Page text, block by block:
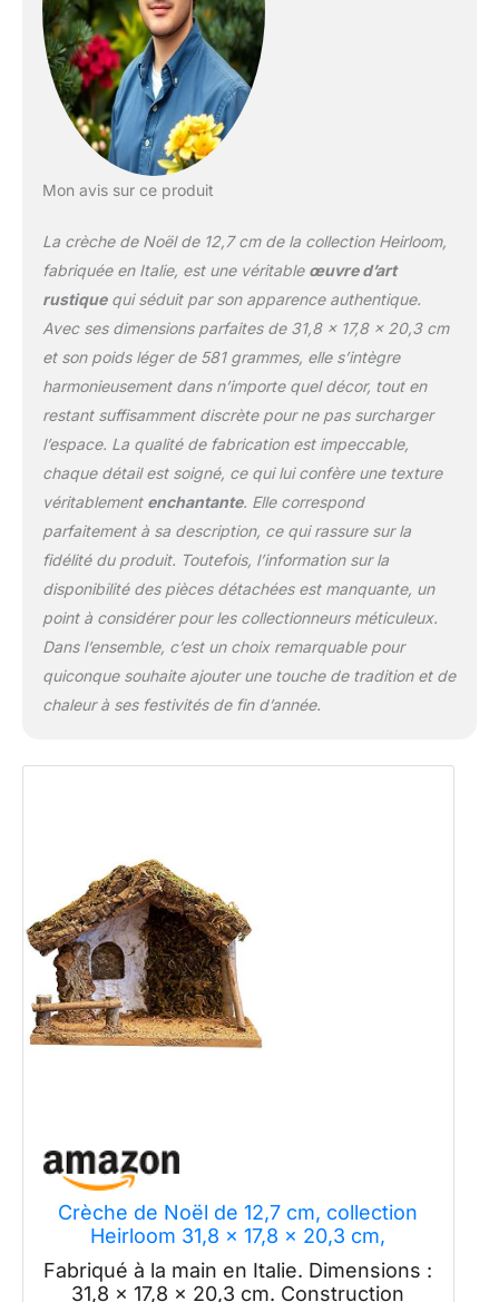
Mon avis sur ce produit
La crèche de Noël de 12,7 cm de la collection Heirloom,
fabriquée en Italie, est une véritable œuvre d’art
rustiquequi séduit par son apparence authentique.
Avec ses dimensions parfaites de 31,8 x 17,8 x 20,3 cm
et son poids léger de 581 grammes, elle s’intègre
harmonieusement dans n’importe quel décor, tout en
restant suffisamment discrète pour ne pas surcharger
l’espace. La qualité de fabrication est impeccable,
chaque détail est soigné, ce qui lui confère une texture
véritablement enchantante. Elle correspond
parfaitement à sa description, ce qui rassure sur la
fidélité du produit. Toutefois, l’information sur la
disponibilité des pièces détachées est manquante, un
point à considérer pour les collectionneurs méticuleux.
Dans l’ensemble, c’est un choix remarquable pour
quiconque souhaite ajouter une touche de tradition et de
chaleur à ses festivités de fin d’année.
Crèche de Noël de 12,7 cm, collection
Heirloom 31,8 x 17,8 x 20,3 cm,
fabriquée en Italie
Fabriqué à la main en Italie. Dimensions :
31,8 x 17,8 x 20,3 cm. Construction